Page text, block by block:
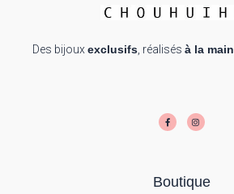
Des bijoux exclusifs, réalisés à la main
c
e
b
s
t
a
Boutique